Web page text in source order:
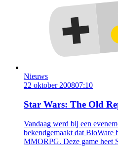
Nieuws
22 oktober 200807:10
Star Wars: The Old
Vandaag werd bij een
bekendgemaakt dat BioWare
MMORPG. Deze game heet